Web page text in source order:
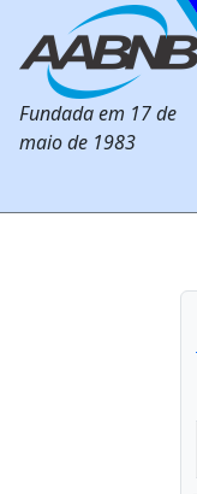
Fundada em 17 de
maio de 1983